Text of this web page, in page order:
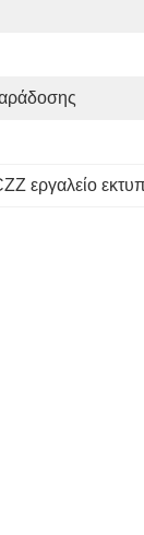
εργαλείο